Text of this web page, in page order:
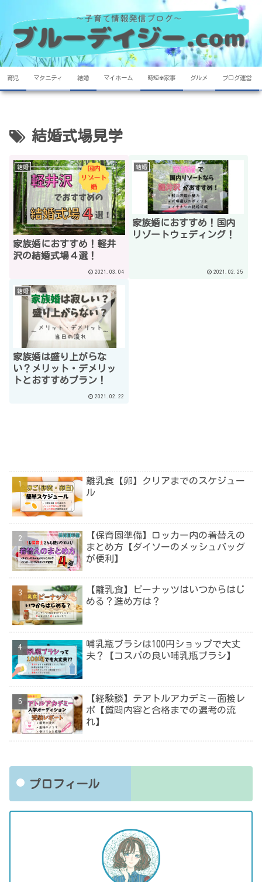
育児 マタニティ 結婚 マイホーム 時短✾家事 グルメ ブログ運営
結婚式場見学
結婚
家族婚におすすめ！軽井
沢の結婚式場４選！
2021.03.04
結婚
家族婚におすすめ！国内
リゾートウェディング！
2021.02.25
結婚
家族婚は盛り上がらな
い？メリット・デメリッ
トとおすすめプラン！
2021.02.22
離乳食【卵】クリアまでのスケジュー
ル
【保育園準備】ロッカー内の着替えの
まとめ方【ダイソーのメッシュバッグ
が便利】
【離乳食】ピーナッツはいつからはじ
める？進め方は？
哺乳瓶ブラシは100円ショップで大丈
夫？【コスパの良い哺乳瓶ブラシ】
【経験談】テアトルアカデミー面接レ
ポ【質問内容と合格までの選考の流
れ】
プロフィール